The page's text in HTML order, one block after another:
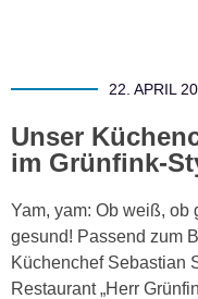
22. APRIL
Unser
im Grünfink-
Yam, yam: Ob weiß, ob
gesund! Passend zum
Küchenchef Sebastian
Restaurant „Herr